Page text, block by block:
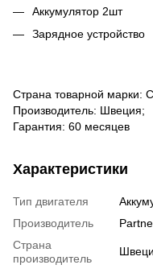
Аккумулятор 2шт
Зарядное устройство
Страна товарной марки:
Производитель: Швеция;
Гарантия: 60 месяцев
Характеристики
Тип двигателя
Производитель
Страна
производитель